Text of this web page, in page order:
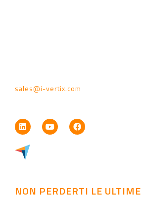
sales@i-vertix.com
NON PERDERTI LE